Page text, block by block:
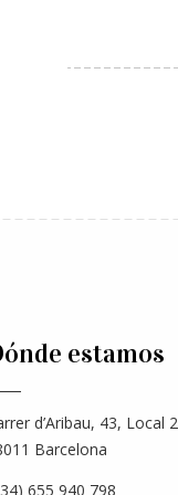
estamos
d’Aribau, 43, Local 2
Barcelona
655 940 798